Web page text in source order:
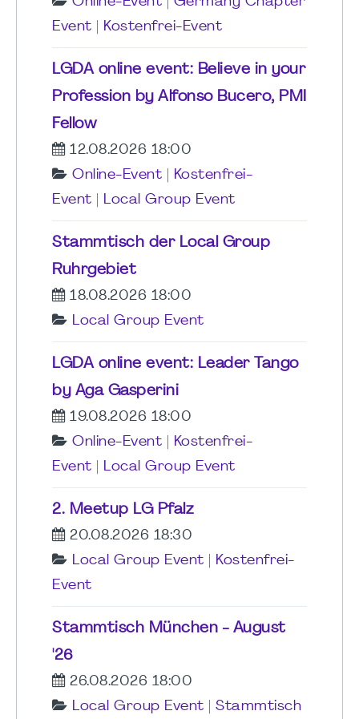
Event
Kostenfrei-Event
LGDA online event: Believe in your
Profession by Alfonso Bucero, PMI
Fellow
12.08.2026 18:00
Online-Event
Kostenfrei-
Event
Local Group Event
Stammtisch der Local Group
Ruhrgebiet
18.08.2026 18:00
Local Group Event
LGDA online event: Leader Tango
by Aga Gasperini
19.08.2026 18:00
Online-Event
Kostenfrei-
Event
Local Group Event
2. Meetup LG Pfalz
20.08.2026 18:30
Local Group Event
Kostenfrei-
Event
Stammtisch München - August
'26
26.08.2026 18:00
Local Group Event
Stammtisch